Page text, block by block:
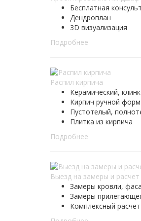
Бесплатная
Дендроплан
3D визуализация
Подробнее
Распил кирпича
Керамический,
Кирпич ручной
Пустотелый,
Плитка из кирпича
Подробнее
Выезд на замеры и
Замеры кровли,
Замеры
Комплексный